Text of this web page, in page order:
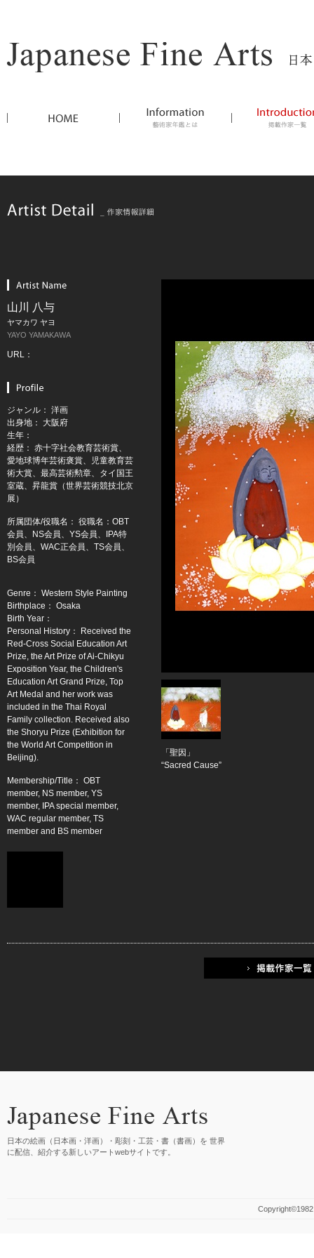
山川 八与
ヤマカワ ヤヨ
YAYO YAMAKAWA
URL：
ジャンル： 洋画
出身地： 大阪府
生年：
経歴： 赤十字社会教育芸術賞、
愛地球博年芸術褒賞、児童教育芸
術大賞、最高芸術勲章、タイ国王
室蔵、昇龍賞（世界芸術競技北京
展）
所属団体/役職名： 役職名：OBT
会員、NS会員、YS会員、IPA特
別会員、WAC正会員、TS会員、
BS会員
Genre： Western Style Painting
Birthplace： Osaka
Birth Year：
Personal History： Received the
Red-Cross Social Education Art
Prize, the Art Prize of Ai-Chikyu
Exposition Year, the Children's
Education Art Grand Prize, Top
Art Medal and her work was
included in the Thai Royal
Family collection. Received also
the Shoryu Prize (Exhibition for
the World Art Competition in
Beijing).
Membership/Title： OBT
member, NS member, YS
member, IPA special member,
WAC regular member, TS
member and BS member
「聖因」
“Sacred Cause”
日本の絵画（日本画・洋画）・彫刻・工芸・書（書画）を 世界
に配信、紹介する新しいアートwebサイトです。